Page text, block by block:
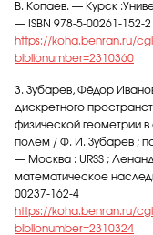
В. Копаев. — Курск
— ISBN 978-5-00261-152-2
https://koha.benran.ru/
biblionumber=2310360
3. Зубарев, Фёдор
дискретного
физической геометрии
полем / Ф. И. Зубарев ;
— Москва : URSS ;
математическое
00237-162-4
https://koha.benran.ru/
biblionumber=2310324